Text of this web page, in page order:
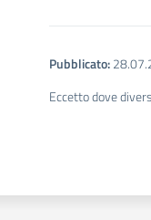
Pubblicato:
Eccetto dove